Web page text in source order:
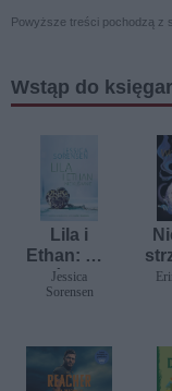
Powyższe treści pochodzą z
Wstąp do
Lila i
Ethan: Nie
kuś mnie
Jessica
Sorensen